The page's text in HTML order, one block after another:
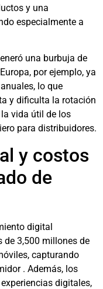
y una
especialmente a
una burbuja de
por ejemplo, ya
lo que
y dificulta la rotación
vida útil de los
para distribuidores.
y costos
de
digital
de 3,500 millones de
capturando
. Además, los
digitales,